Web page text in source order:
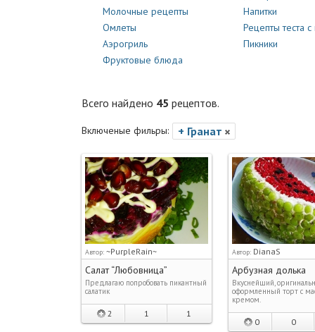
Молочные рецепты
Напитки
Омлеты
Рецепты теста с
Аэрогриль
Пикники
Фруктовые блюда
Всего найдено 45 рецептов.
Включеные фильры: + Гранат
Автор: ~PurpleRain~
Салат “Любовница”
Предлагаю попробовать пикантный
салатик
2 1 1
Автор: DianaS
Арбузная долька
Вкуснейший,
оформленный торт с
кремом.
0 0